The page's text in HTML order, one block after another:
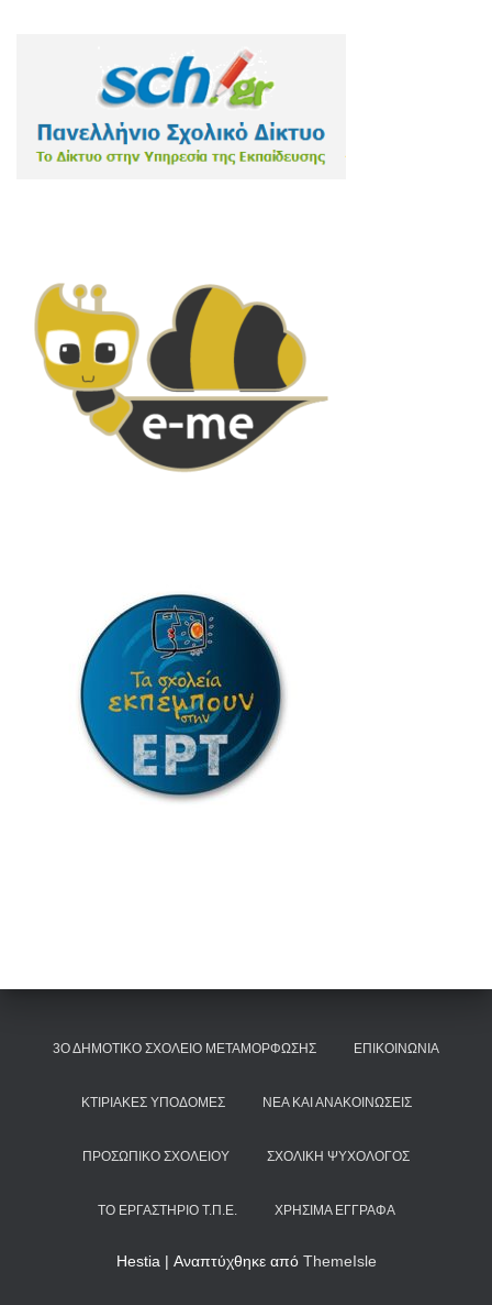
3Ο ΔΗΜΟΤΙΚΌ ΣΧΟΛΕΊΟ ΜΕΤΑΜΌΡΦΩΣΗΣ ΕΠΙΚΟΙΝΩΝΊΑ
ΚΤΙΡΙΑΚΈΣ ΥΠΟΔΟΜΈΣ ΝΈΑ ΚΑΙ ΑΝΑΚΟΙΝΏΣΕΙΣ
ΠΡΟΣΩΠΙΚΌ ΣΧΟΛΕΊΟΥ ΣΧΟΛΙΚΉ ΨΥΧΟΛΌΓΟΣ
ΤΟ ΕΡΓΑΣΤΉΡΙΟ Τ.Π.Ε. ΧΡΉΣΙΜΑ ΈΓΓΡΑΦΑ
Hestia | Αναπτύχθηκε από ThemeIsle